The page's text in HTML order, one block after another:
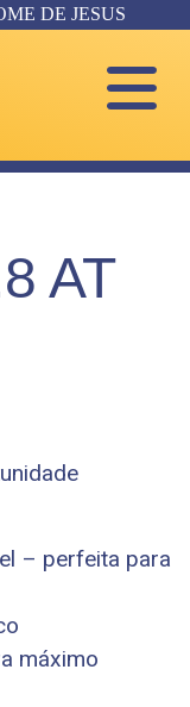
DE JESUS
AT
– perfeita para
máximo